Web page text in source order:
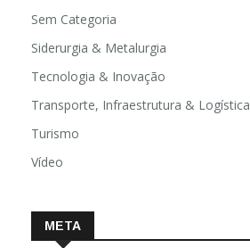
Sem Categoria
Siderurgia & Metalurgia
Tecnologia & Inovação
Transporte, Infraestrutura & Logística
Turismo
Vídeo
META